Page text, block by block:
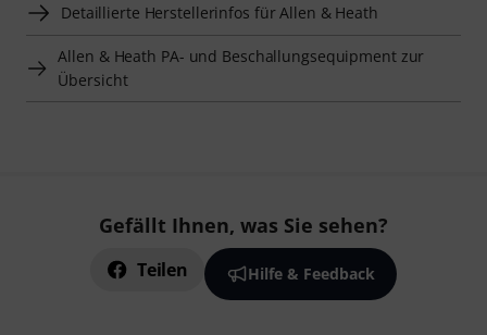
Detaillierte Herstellerinfos für Allen & Heath
Allen & Heath PA- und Beschallungsequipment zur
Übersicht
Gefällt Ihnen, was Sie sehen?
Teilen Hilfe & Feedback